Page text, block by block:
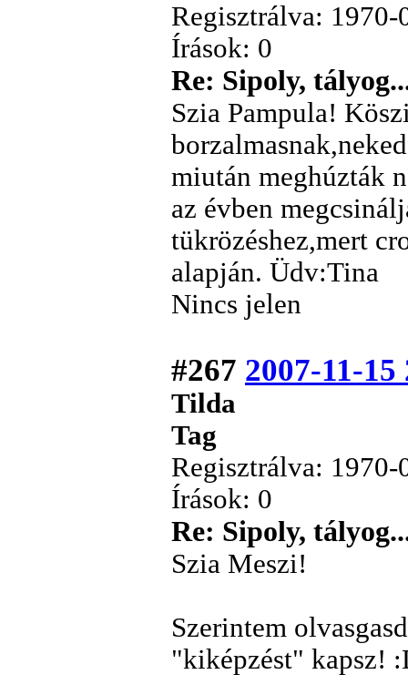
Regisztrálva: 1970-
Írások: 0
Re: Sipoly,
Szia Pampula!
miután meghúzták
az évben
tükrözéshez,mert
alapján. Üdv:Tina
Nincs jelen
#267 2007-11-15
Tilda
Tag
Regisztrálva: 1970-
Írások: 0
Re: Sipoly,
Szia Meszi!
Szerintem
"kiképzést" kapsz!